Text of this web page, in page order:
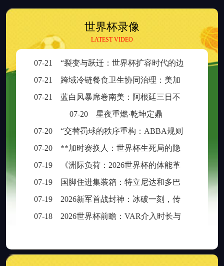
世界杯录像
LATEST VIDEO
07-21
“裂变与跃迁：世界杯扩容时代的边缘崛起与新秩序重塑”
07-21
跨域冷链餐食卫生协同治理：美加墨检疫规则分歧与制度融合策略
07-21
蓝白风暴席卷南美：阿根廷三日不眠，足球王座再耀大陆
07-20
星夜重燃·乾坤定鼎
07-20
“交替罚球的秩序重构：ABBA规则在世界杯中的逻辑困境与制度再平衡”
07-20
**加时赛换人：世界杯生死局的隐形胜负手**
07-19
《洲际负荷：2026世界杯的体能革命与竞技边界重构》
07-19
国脚住进集装箱：特立尼达和多巴哥世界杯备战营地引争议
07-19
2026新军首战封神：冰破一刻，传奇已生
07-18
2026世界杯前瞻：VAR介入时长与判罚时效性的权衡之道